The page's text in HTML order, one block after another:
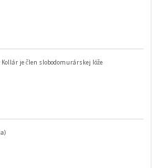
Kollár je člen slobodomurárskej lóže